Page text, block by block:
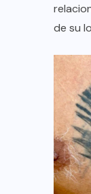
de su